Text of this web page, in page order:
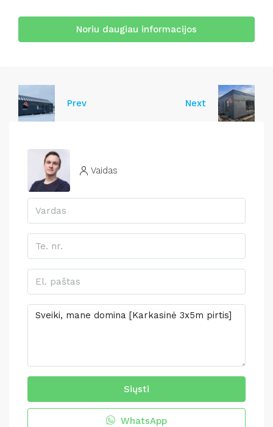
Noriu daugiau informacijos
Prev Next
Vaidas
Siųsti
WhatsApp